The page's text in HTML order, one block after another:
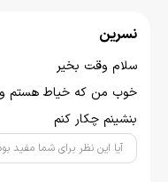
نسرین
سلام وقت بخیر
خوب من که خیاط هستم و
بنشینم چکار کنم
آیا این نظر برای شما مفید